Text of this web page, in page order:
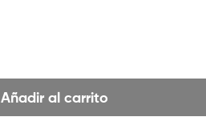
Añadir al carrito